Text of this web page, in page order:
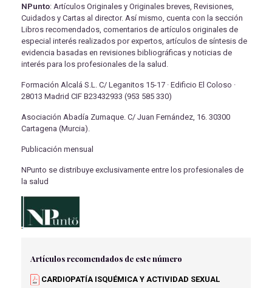
NPunto: Artículos Originales y Originales breves, Revisiones,
Cuidados y Cartas al director. Así mismo, cuenta con la sección
Libros recomendados, comentarios de artículos originales de
especial interés realizados por expertos, artículos de síntesis de
evidencia basadas en revisiones bibliográficas y noticias de
interés para los profesionales de la salud.
Formación Alcalá S.L. C/ Leganitos 15-17 · Edificio El Coloso ·
28013 Madrid CIF B23432933 (953 585 330)
Asociación Abadía Zumaque. C/ Juan Fernández, 16. 30300
Cartagena (Murcia).
Publicación mensual
NPunto se distribuye exclusivamente entre los profesionales de
la salud
Artículos recomendados de este número
CARDIOPATÍA ISQUÉMICA Y ACTIVIDAD SEXUAL